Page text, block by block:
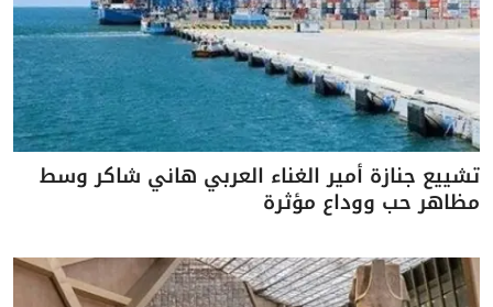
تشييع جنازة أمير الغناء العربي هاني شاكر وسط
مظاهر حب ووداع مؤثرة